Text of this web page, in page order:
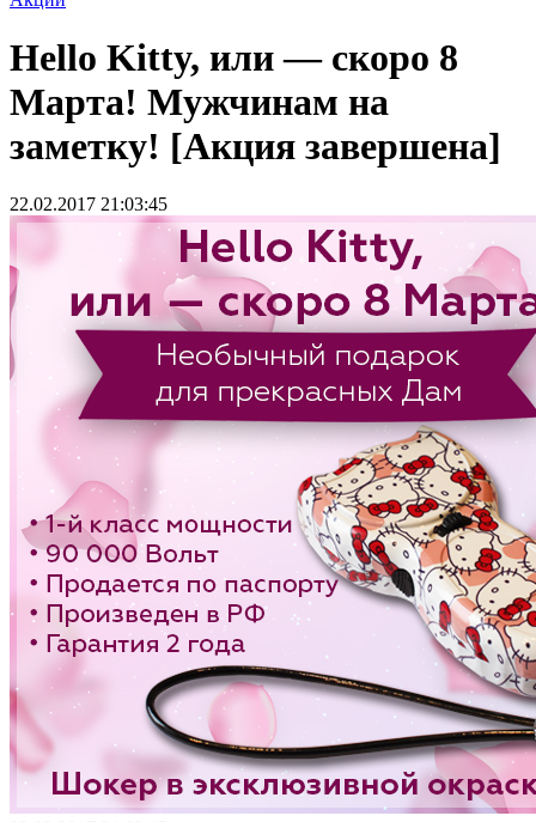
Hello Kitty, или — скоро 8
Марта! Мужчинам на
заметку! [Акция завершена]
22.02.2017 21:03:45